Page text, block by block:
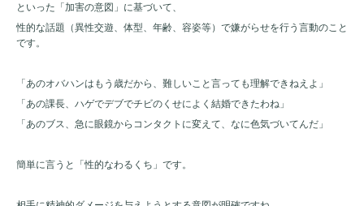
といった「加害の意図」に基づいて、
性的な話題（異性交遊、体型、年齢、容姿等）で嫌がらせを行う言動のこと
です。
「あのオバハンはもう歳だから、難しいこと言っても理解できねえよ」
「あの課長、ハゲでデブでチビのくせによく結婚できたわね」
「あのブス、急に眼鏡からコンタクトに変えて、なに色気づいてんだ」
簡単に言うと「性的なわるくち」です。